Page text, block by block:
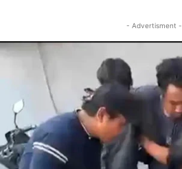
- Advertisment -